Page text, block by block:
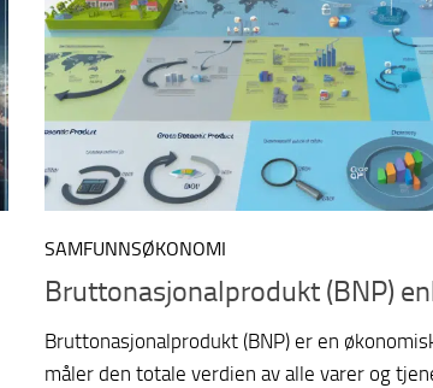
SAMFUNNSØKONOMI
Bruttonasjonalprodukt (BNP)
Bruttonasjonalprodukt (BNP) er en
måler den totale verdien av alle varer og